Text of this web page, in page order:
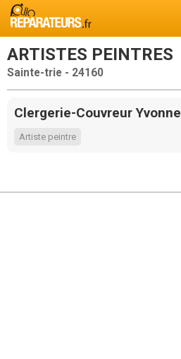
ARTISTES PEINTRES
Sainte-trie - 24160
Clergerie-Couvreur Yvonne
Artiste peintre